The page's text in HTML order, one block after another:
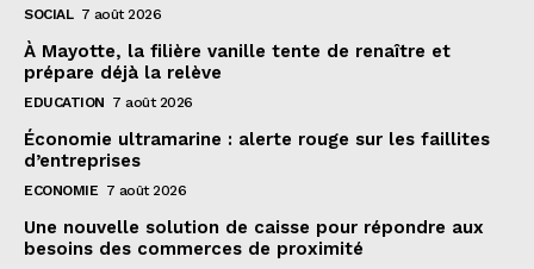
SOCIAL 7 août 2026
À Mayotte, la filière vanille tente de renaître et
prépare déjà la relève
EDUCATION 7 août 2026
Économie ultramarine : alerte rouge sur les faillites
d’entreprises
ECONOMIE 7 août 2026
Une nouvelle solution de caisse pour répondre aux
besoins des commerces de proximité